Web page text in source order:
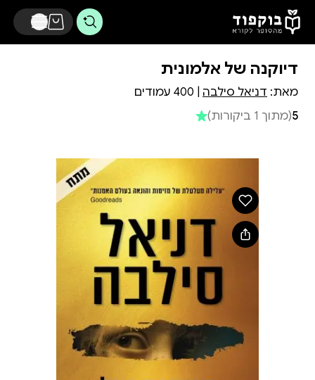
דלג לתוכן הראשי
דיוקנה של אלמונית
מאת: דניאל סילבה
5(מתוך 1 ביקורות)